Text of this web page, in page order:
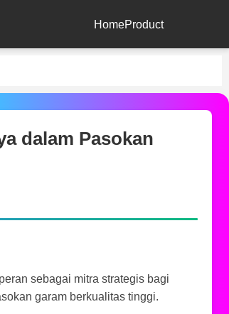
HomeProduct
dalam Pasokan
sebagai mitra strategis bagi
garam berkualitas tinggi.